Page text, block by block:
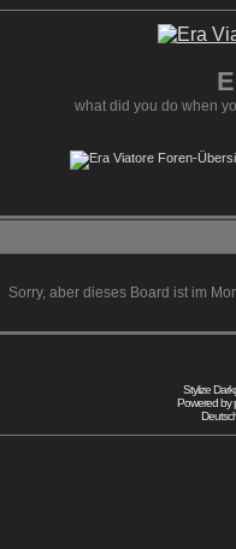
what did you do when
Sorry, aber dieses Board ist im
Stylize
Powered by